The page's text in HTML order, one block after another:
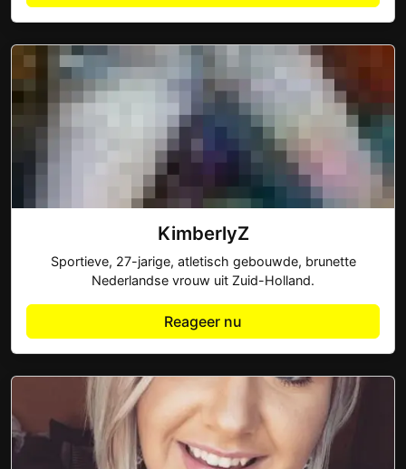
KimberlyZ
Sportieve, 27-jarige, atletisch gebouwde, brunette
Nederlandse vrouw uit Zuid-Holland.
Reageer nu